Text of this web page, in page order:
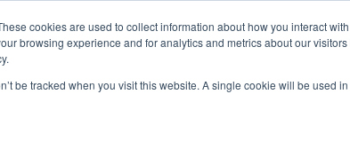
cookies are used to collect information about how you interact
browsing experience and for analytics and metrics about our
be tracked when you visit this website. A single cookie will be used
事業内容 New Project お問合せ セミナー